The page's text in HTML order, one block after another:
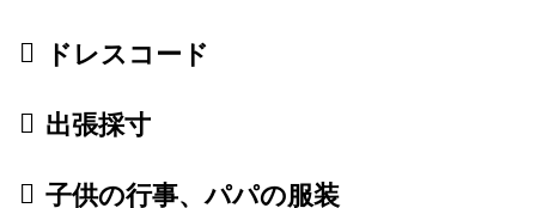
ドレスコード
出張採寸
子供の行事、パパの服装